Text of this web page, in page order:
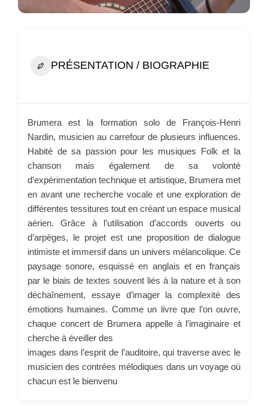
PRÉSENTATION / BIOGRAPHIE
Brumera est la formation solo de François-Henri
Nardin, musicien au carrefour de plusieurs influences.
Habité de sa passion pour les musiques Folk et la
chanson mais également de sa volonté
d’expérimentation technique et artistique, Brumera met
en avant une recherche vocale et une exploration de
différentes tessitures tout en créant un espace musical
aérien. Grâce à l’utilisation d’accords ouverts ou
d’arpèges, le projet est une proposition de dialogue
intimiste et immersif dans un univers mélancolique. Ce
paysage sonore, esquissé en anglais et en français
par le biais de textes souvent liés à la nature et à son
déchaînement, essaye d’imager la complexité des
émotions humaines. Comme un livre que l’on ouvre,
chaque concert de Brumera appelle à l’imaginaire et
cherche à éveiller des
images dans l’esprit de l’auditoire, qui traverse avec le
musicien des contrées mélodiques dans un voyage où
chacun est le bienvenu